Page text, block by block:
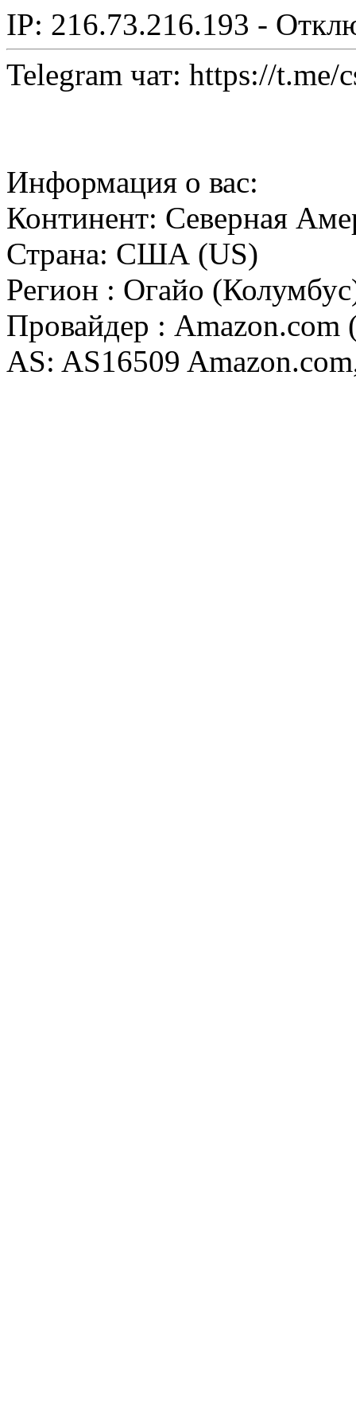
IP: 216.73.216.193 -
Telegram чат: https://t.me/
Информация о вас:
Континент: Северная
Страна: США (US)
Регион : Огайо
Провайдер :
AS: AS16509